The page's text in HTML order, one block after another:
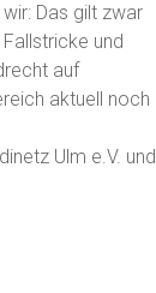
Das gilt zwar
und
auf
aktuell noch
Ulm e.V. und